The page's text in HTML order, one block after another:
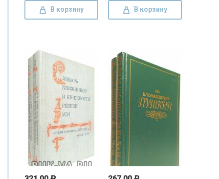
В корзину В корзину